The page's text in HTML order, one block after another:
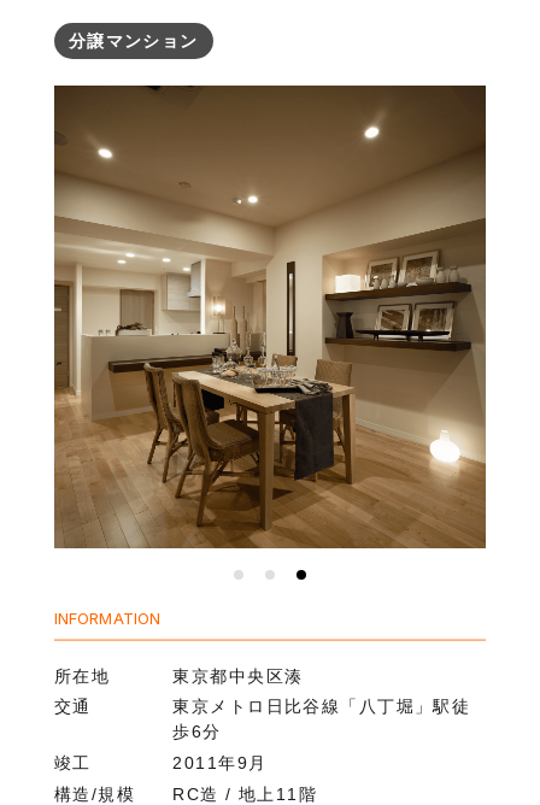
分譲マンション
INFORMATION
所在地
東京都中央区湊
交通
東京メトロ日比谷線「八丁堀」駅徒
歩6分
竣工
2011年9月
構造/規模
RC造 / 地上11階